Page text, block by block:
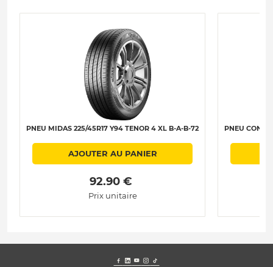
PNEU MIDAS 225/45R17 Y94 TENOR 4 XL B-A-B-72
AJOUTER AU PANIER
92.90 €
Prix unitaire
PNEU